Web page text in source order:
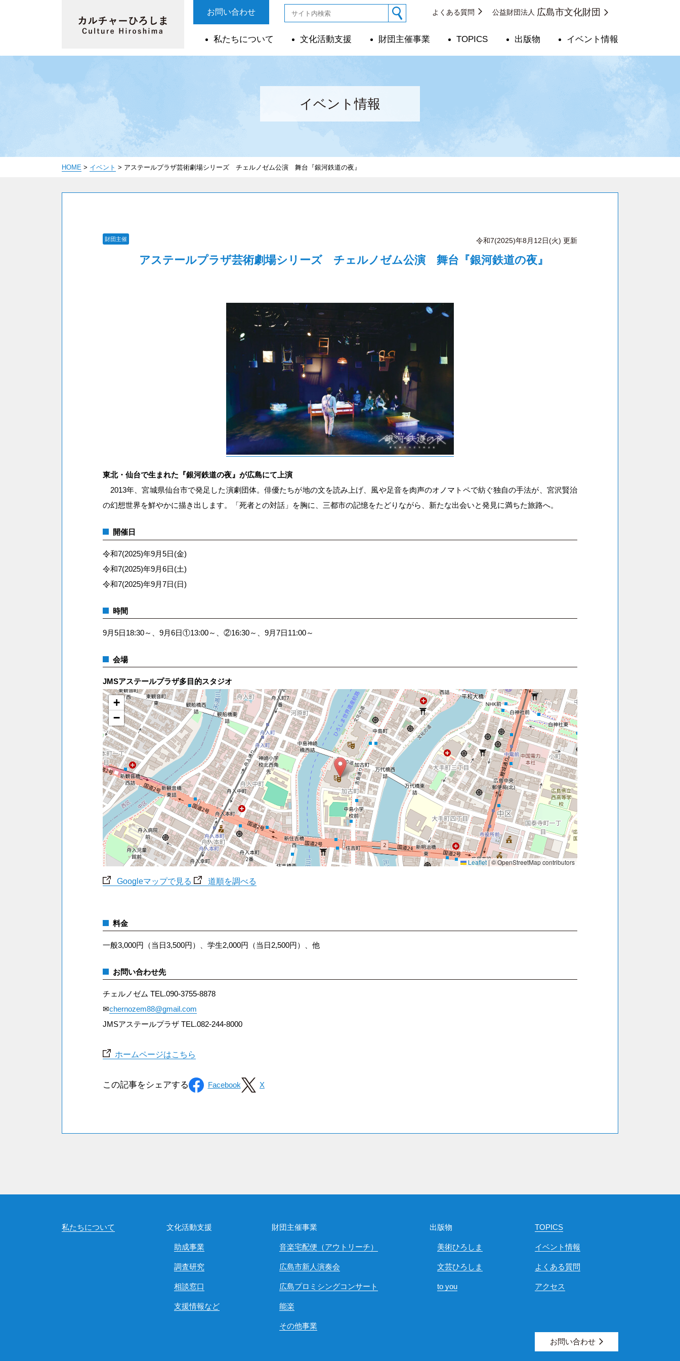
お問い合わせ よくある質問 公益財団法人 広島市文化財団
私たちについて 文化活動支援 財団主催事業 TOPICS 出版物 イベント情報
イベント情報
HOME > イベント > アステールプラザ芸術劇場シリーズ チェルノゼム公演 舞台『銀河鉄道の夜』
令和7(2025)年8月12日(火) 更新
財団主催
アステールプラザ芸術劇場シリーズ チェルノゼム公演 舞台『銀河鉄道の夜』
東北・仙台で生まれた『銀河鉄道の夜』が広島にて上演
2013年、宮城県仙台市で発足した演劇団体。俳優たちが地の文を読み上げ、風や足音を肉声のオノマトペで紡ぐ独自の手法が、宮沢賢治
の幻想世界を鮮やかに描き出します。「死者との対話」を胸に、三都市の記憶をたどりながら、新たな出会いと発見に満ちた旅路へ。
開催日
令和7(2025)年9月5日(金)
令和7(2025)年9月6日(土)
令和7(2025)年9月7日(日)
時間
9月5日18:30～、9月6日①13:00～、②16:30～、9月7日11:00～
会場
JMSアステールプラザ多目的スタジオ
+
−
Leaflet|© OpenStreetMap contributors
Googleマップで見る 道順を調べる
料金
一般3,000円（当日3,500円）、学生2,000円（当日2,500円）、他
お問い合わせ先
チェルノゼム TEL.090-3755-8878
✉chernozem88@gmail.com
JMSアステールプラザ TEL.082-244-8000
ホームページはこちら
私たちについて 文化活動支援
助成事業
調査研究
相談窓口
支援情報など
財団主催事業
音楽宅配便（アウトリーチ）
広島市新人演奏会
広島プロミシングコンサート
能楽
その他事業
出版物
美術ひろしま
文芸ひろしま
to you
TOPICS
イベント情報
よくある質問
アクセス
お問い合わせ